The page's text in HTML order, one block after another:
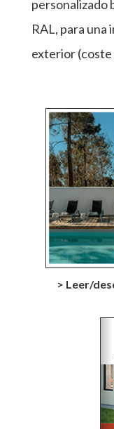
personalizado
RAL, para
exterior (coste
> Leer/